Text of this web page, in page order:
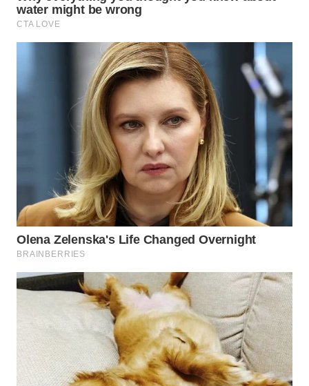
WN
DEPOK
TAPANULI
WN
PADANG
LAWAS
SUMEDANG
CIANJUR
WN
KEPULAUAN